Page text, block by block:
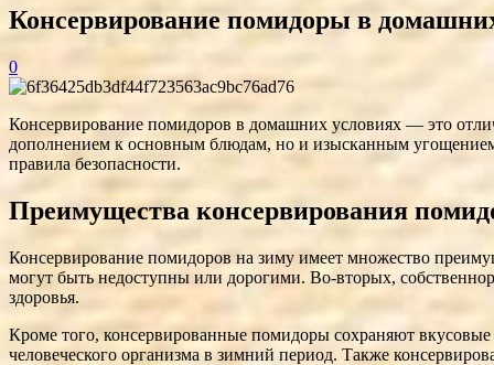
Консервирование помидоры в
0
Консервирование помидоров в домашних условиях — это
дополнением к основным блюдам, но и изысканным
правила безопасности.
Преимущества консервирования
Консервирование помидоров на зиму имеет множество
могут быть недоступны или дорогими. Во-вторых,
здоровья.
Кроме того, консервированные помидоры сохраняют
человеческого организма в зимний период. Также